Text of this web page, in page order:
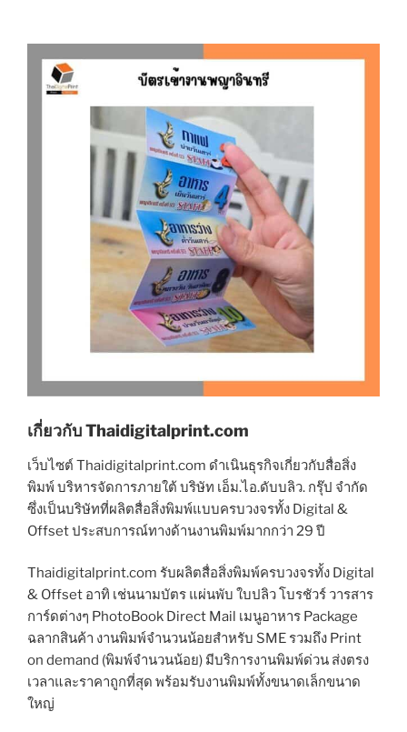
เกี่ยวกับ Thaidigitalprint.com
เว็บไซต์ Thaidigitalprint.com ดำเนินธุรกิจเกี่ยวกับสื่อสิ่ง
พิมพ์ บริหารจัดการภายใต้ บริษัท เอ็ม.ไอ.ดับบลิว. กรุ๊ป จำกัด
ซึ่งเป็นบริษัทที่ผลิตสื่อสิ่งพิมพ์แบบครบวงจรทั้ง Digital &
Offset ประสบการณ์ทางด้านงานพิมพ์มากกว่า 29 ปี
Thaidigitalprint.com รับผลิตสื่อสิ่งพิมพ์ครบวงจรทั้ง Digital
& Offset อาทิ เช่นนามบัตร แผ่นพับ ใบปลิว โบรชัวร์ วารสาร
การ์ดต่างๆ PhotoBook Direct Mail เมนูอาหาร Package
ฉลากสินค้า งานพิมพ์จำนวนน้อยสำหรับ SME รวมถึง Print
on demand (พิมพ์จำนวนน้อย) มีบริการงานพิมพ์ด่วน ส่งตรง
เวลาและราคาถูกที่สุด พร้อมรับงานพิมพ์ทั้งขนาดเล็กขนาด
ใหญ่